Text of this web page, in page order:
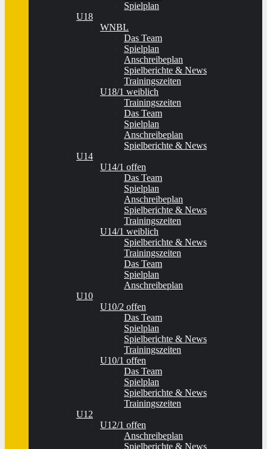
Spielplan
U18
WNBL
Das Team
Spielplan
Anschreibeplan
Spielberichte & News
Trainingszeiten
U18/1 weiblich
Trainingszeiten
Das Team
Spielplan
Anschreibeplan
Spielberichte & News
U14
U14/1 offen
Das Team
Spielplan
Anschreibeplan
Spielberichte & News
Trainingszeiten
U14/1 weiblich
Spielberichte & News
Trainingszeiten
Das Team
Spielplan
Anschreibeplan
U10
U10/2 offen
Das Team
Spielplan
Spielberichte & News
Trainingszeiten
U10/1 offen
Das Team
Spielplan
Spielberichte & News
Trainingszeiten
U12
U12/1 offen
Anschreibeplan
Spielberichte & News